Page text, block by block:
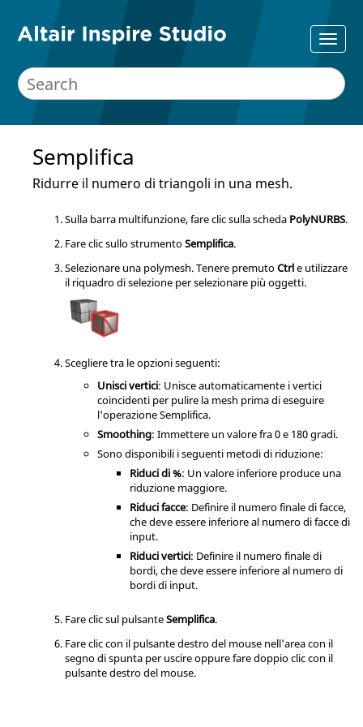
Semplifica
Ridurre il numero di triangoli in una mesh.
Sulla barra multifunzione, fare clic sulla scheda PolyNURBS.
Fare clic sullo strumentoSemplifica.
Selezionare una polymesh. Tenere premutoCtrle utilizzare
il riquadro di selezione per selezionare più oggetti.
Scegliere tra le opzioni seguenti:
Unisci vertici: Unisce automaticamente i vertici
coincidenti per pulire la mesh prima di eseguire
l'operazione Semplifica.
Smoothing: Immettere un valore fra 0 e 180 gradi.
Sono disponibili i seguenti metodi di riduzione:
Riduci di %: Un valore inferiore produce una
riduzione maggiore.
Riduci facce: Definire il numero finale di facce,
che deve essere inferiore al numero di facce di
input.
Riduci vertici: Definire il numero finale di
bordi, che deve essere inferiore al numero di
bordi di input.
Fare clic sul pulsanteSemplifica.
Fare clic con il pulsante destro del mouse nell'area con il
segno di spunta per uscire oppure fare doppio clic con il
pulsante destro del mouse.